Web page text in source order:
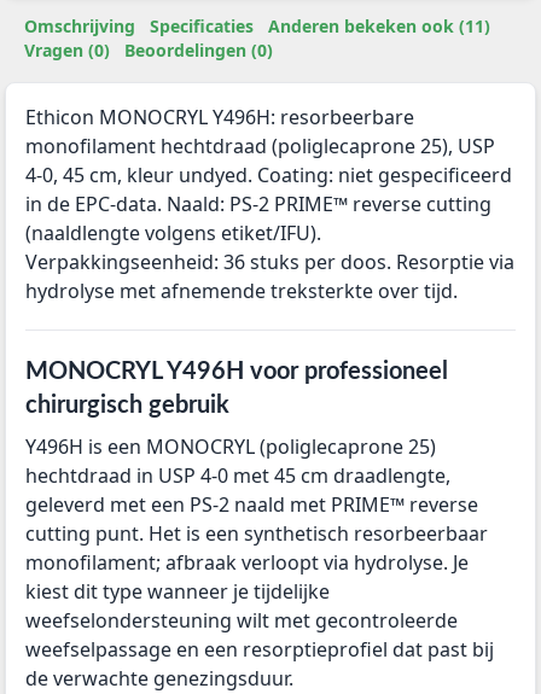
Omschrijving Specificaties
Anderen bekeken ook (11)
Vragen (0)
Beoordelingen (0)
Ethicon MONOCRYL Y496H: resorbeerbare
monofilament hechtdraad (poliglecaprone 25), USP
4-0, 45 cm, kleur undyed. Coating: niet gespecificeerd
in de EPC-data. Naald: PS-2 PRIME™ reverse cutting
(naaldlengte volgens etiket/IFU).
Verpakkingseenheid: 36 stuks per doos. Resorptie via
hydrolyse met afnemende treksterkte over tijd.
MONOCRYL Y496H voor professioneel
chirurgisch gebruik
Y496H is een MONOCRYL (poliglecaprone 25)
hechtdraad in USP 4-0 met 45 cm draadlengte,
geleverd met een PS-2 naald met PRIME™ reverse
cutting punt. Het is een synthetisch resorbeerbaar
monofilament; afbraak verloopt via hydrolyse. Je
kiest dit type wanneer je tijdelijke
weefselondersteuning wilt met gecontroleerde
weefselpassage en een resorptieprofiel dat past bij
de verwachte genezingsduur.